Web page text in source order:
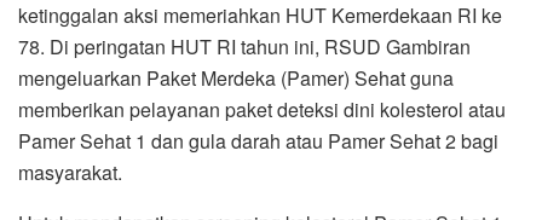
ketinggalan aksi memeriahkan HUT Kemerdekaan RI ke
78. Di peringatan HUT RI tahun ini, RSUD Gambiran
mengeluarkan Paket Merdeka (Pamer) Sehat guna
memberikan pelayanan paket deteksi dini kolesterol atau
Pamer Sehat 1 dan gula darah atau Pamer Sehat 2 bagi
masyarakat.